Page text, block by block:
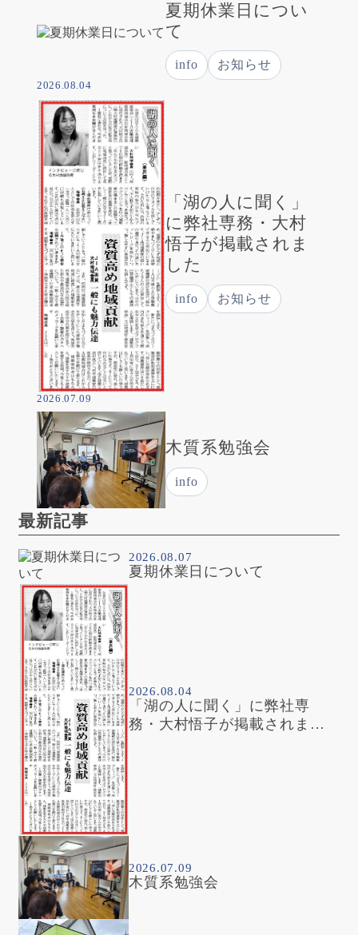
夏期休業日につい
て
info お知らせ
2026.08.04
「湖の人に聞く」
に弊社専務・大村
悟子が掲載されま
した
info お知らせ
2026.07.09
木質系勉強会
info
最新記事
2026.08.07
夏期休業日について
2026.08.04
「湖の人に聞く」に弊社専
務・大村悟子が掲載されまし
2026.07.09
木質系勉強会